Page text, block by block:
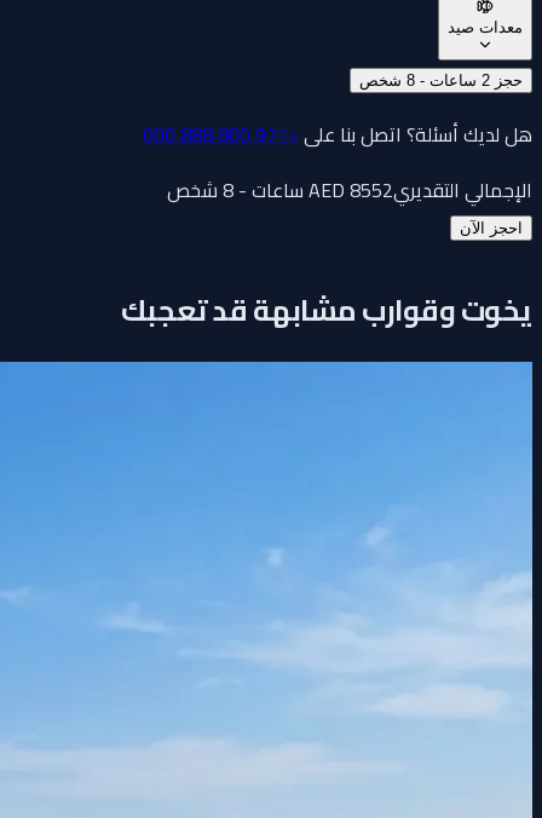
معدات صيد
حجز 2 ساعات - 8 شخص
هل لديك أسئلة؟ اتصل بنا على +971 800 888 000
الإجمالي التقديري
AED8552 ساعات - 8 شخص
احجز الآن
يخوت وقوارب مشابهة قد تعجبك